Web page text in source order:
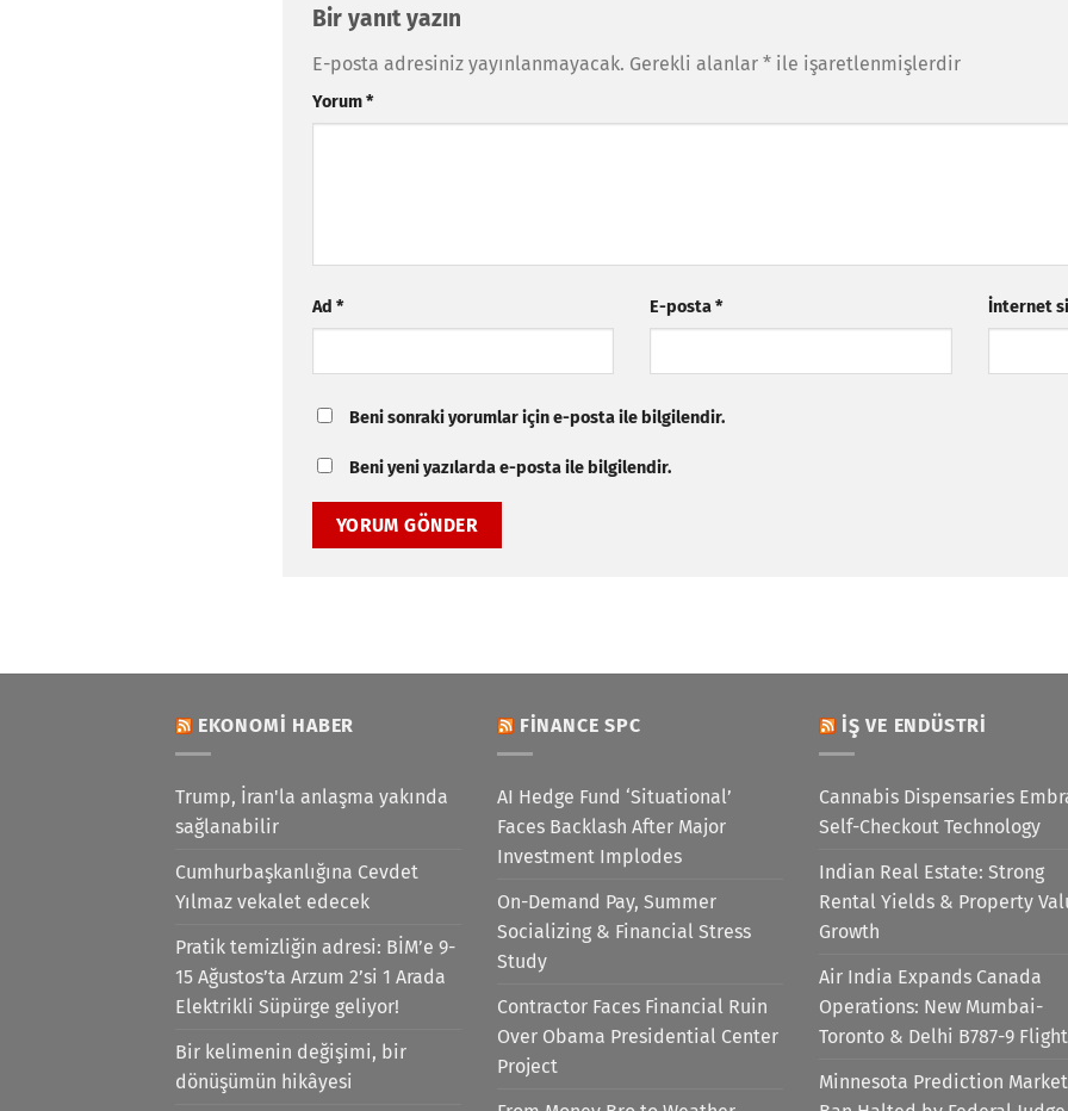
Bir yanıt yazın
E-posta adresiniz yayınlanmayacak. Gerekli alanlar * ile işaretlenmişlerdir
Yorum*
Ad * E-posta* İnternet
Beni sonraki yorumlar için e-posta ile bilgilendir.
Beni yeni yazılarda e-posta ile bilgilendir.
EKONOMI HABER
Trump, İran'la anlaşma yakında
sağlanabilir
Cumhurbaşkanlığına Cevdet
Yılmaz vekalet edecek
Pratik temizliğin adresi: BİM’e 9-
15 Ağustos’ta Arzum 2’si 1 Arada
Elektrikli Süpürge geliyor!
Bir kelimenin değişimi, bir
dönüşümün hikâyesi
FINANCE SPC
AI Hedge Fund ‘Situational’
Faces Backlash After Major
Investment Implodes
On-Demand Pay, Summer
Socializing & Financial Stress
Study
Contractor Faces Financial Ruin
Over Obama Presidential Center
Project
İŞ VE ENDÜSTRI
Cannabis Dispensaries
Self-Checkout Technology
Indian Real Estate: Strong
Rental Yields & Property
Growth
Air India Expands Canada
Operations: New Mumbai-
Toronto & Delhi B787-9
Minnesota Prediction Market